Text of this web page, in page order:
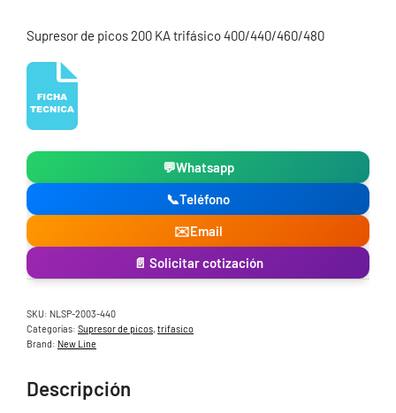
Supresor de picos 200 KA trifásico 400/440/460/480
💬Whatsapp
📞Teléfono
✉️Email
📄 Solicitar cotización
SKU: NLSP-2003-440
Categorías: Supresor de picos, trifasico
Brand: New Line
Descripción